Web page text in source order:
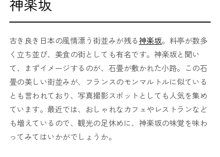
神楽坂
古き良き日本の風情漂う街並みが残る神楽坂。料亭が数多
く立ち並び、美食の街としても有名です。神楽坂と聞い
て、まずイメージするのが、石畳が敷かれた小路。この石
畳の美しい街並みが、フランスのモンマルトルに似ている
とも言われており、写真撮影スポットとしても人気を集め
ています。最近では、おしゃれなカフェやレストランなど
も増えているので、観光の足休めに、神楽坂の味覚を味わ
ってみてはいかがでしょうか。